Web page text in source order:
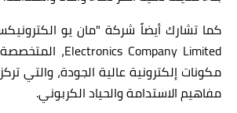
كما تشارك أيضاً شركة "مان يو
Electronics Company Limited،
مكونات إلكترونية عالية الجودة، والتي
مفاهيم الاستدامة والحياد الكربوني.